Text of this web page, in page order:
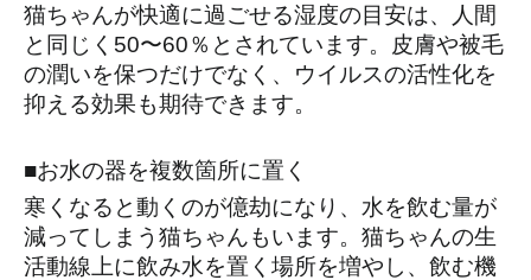
猫ちゃんが快適に過ごせる湿度の目安は、人間
と同じく50〜60％とされています。皮膚や被毛
の潤いを保つだけでなく、ウイルスの活性化を
抑える効果も期待できます。
■お水の器を複数箇所に置く
寒くなると動くのが億劫になり、水を飲む量が
減ってしまう猫ちゃんもいます。猫ちゃんの生
活動線上に飲み水を置く場所を増やし、飲む機